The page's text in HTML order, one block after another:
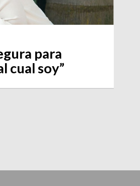
para
cual soy”